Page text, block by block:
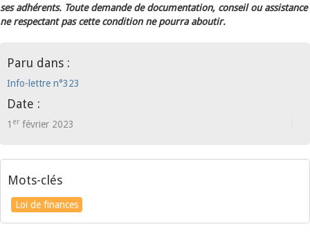
ses adhérents. Toute demande de documentation, conseil ou assistance
ne respectant pas cette condition ne pourra aboutir.
Paru dans :
Info-lettre n°323
Date :
1 er février 2023
Mots-clés
Loi de finances